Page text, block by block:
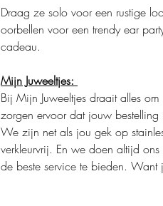
Draag ze solo voor een rustige
oorbellen voor een trendy ear
cadeau.
Mijn Juweeltjes:
Bij Mijn Juweeltjes draait alles
zorgen ervoor dat jouw
We zijn net als jou gek op
verkleurvrij. En we doen altijd
de beste service te bieden. Want